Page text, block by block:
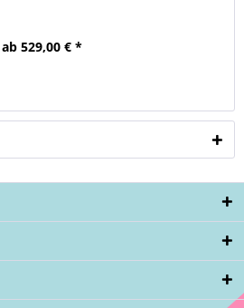
ab 529,00 € *